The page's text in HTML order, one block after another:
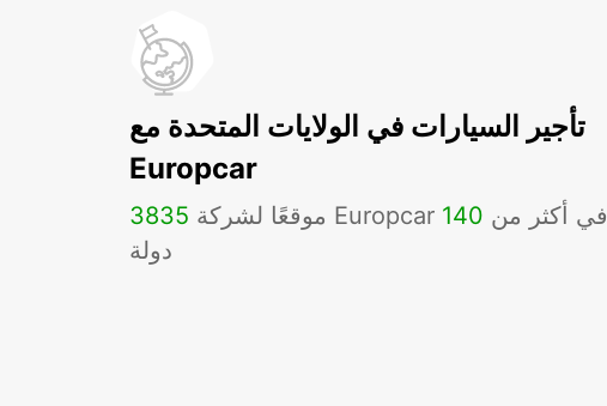
تأجير السيارات في الولايات المتحدة مع
Europcar
3835 موقعًا لشركة Europcar في أكثر من 140
دولة